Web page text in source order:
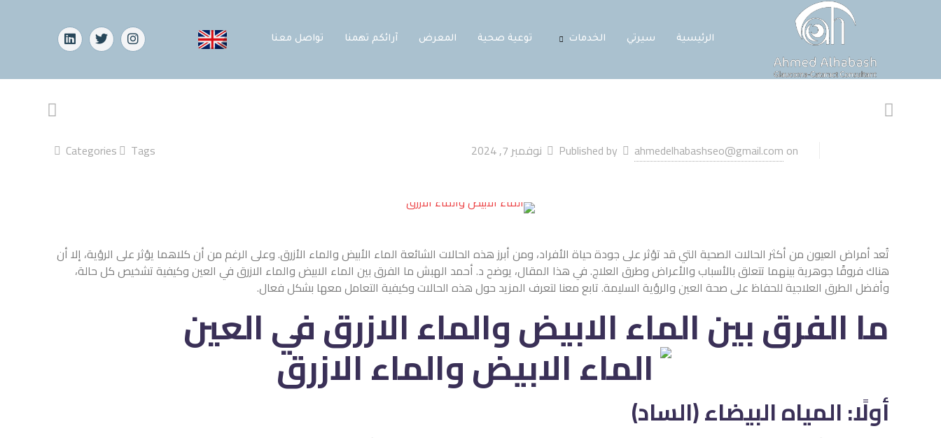
الرئيسية سيرتي الخدمات توعية صحية المعرض آرائكم تهمنا تواصل معنا
Published by ahmedelhabashseo@gmail.com on نوفمبر 7, 2024 Categories Tags
تُعد أمراض العيون من أكثر الحالات الصحية التي قد تؤثر على جودة حياة الأفراد، ومن أبرز هذه الحالات الشائعة الماء الأبيض والماء الأزرق. وعلى الرغم من أن كلاهما يؤثر على الرؤية، إلا أن
هناك فروقًا جوهرية بينهما تتعلق بالأسباب والأعراض وطرق العلاج. في هذا المقال، يوضح د. أحمد الهبش ما الفرق بين الماء الابيض والماء الازرق في العين​ وكيفية تشخيص كل حالة،
وأفضل الطرق العلاجية للحفاظ على صحة العين والرؤية السليمة. تابع معنا لتعرف المزيد حول هذه الحالات وكيفية التعامل معها بشكل فعال.
ما الفرق بين الماء الابيض والماء الازرق في العين​
أولًا: المياه البيضاء (الساد)